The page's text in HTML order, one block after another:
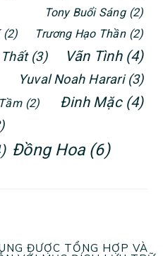
Tony Buổi Sáng (2)
(2) Trương Hạo Thần (2)
(3) Vãn Tình (4)
Yuval Noah Harari (3)
(2) Đinh Mặc (4)
Đồng Hoa (6)
ĐƯỢC TỔNG HỢP VÀ